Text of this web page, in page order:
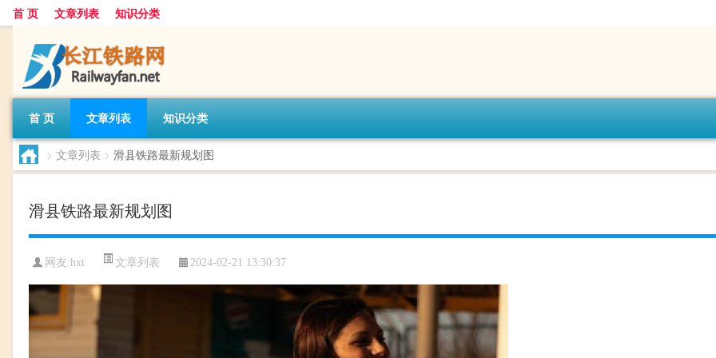
首 页 文章列表 知识分类
首 页 文章列表 知识分类
> 文章列表 > 滑县铁路最新规划图
滑县铁路最新规划图
网友:hxt 文章列表 2024-02-21 13:30:37